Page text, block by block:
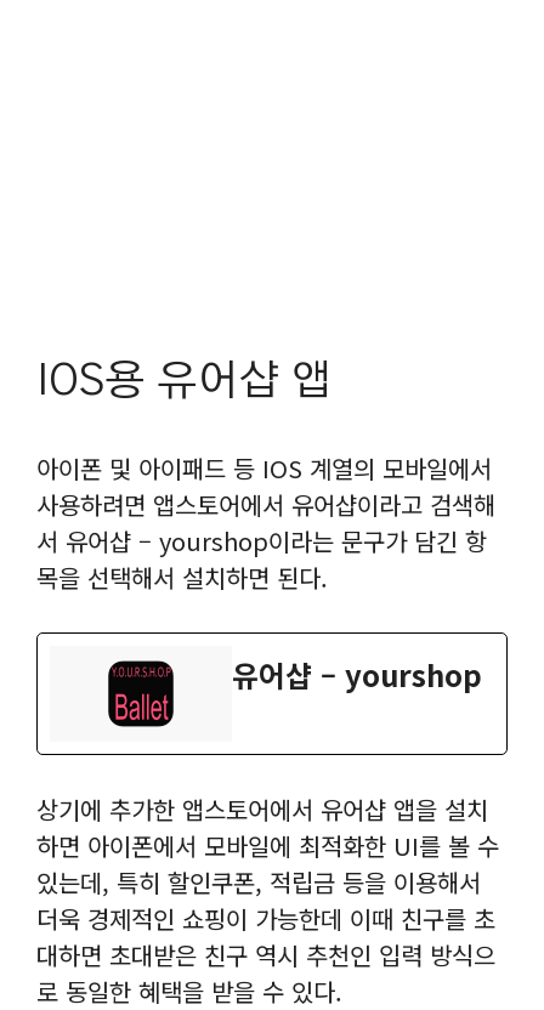
IOS용 유어샵 앱
아이폰 및 아이패드 등 IOS 계열의 모바일에서
사용하려면 앱스토어에서 유어샵이라고 검색해
서 유어샵 – yourshop이‬라는 문구가 담긴 항
목을 선택해서 설치하면 된다.
‎유어샵 – yourshop
상기에 추가한 앱스토어에서 유어샵 앱을 설치
하면 아이폰에서 모바일에 최적화한 UI를 볼 수
있는데, 특히 할인쿠폰, 적립금 등을 이용해서
더욱 경제적인 쇼핑이 가능한데 이때 친구를 초
대하면 초대받은 친구 역시 추천인 입력 방식으
로 동일한 혜택을 받을 수 있다.